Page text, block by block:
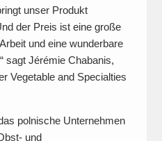
unser Produkt
der Preis ist eine große
und eine wunderbare
sagt Jérémie Chabanis,
Vegetable and Specialties
polnische Unternehmen
und